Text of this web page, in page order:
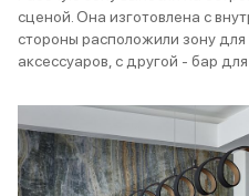
сценой. Она изготовлена с
стороны расположили зону
аксессуаров, с другой - бар